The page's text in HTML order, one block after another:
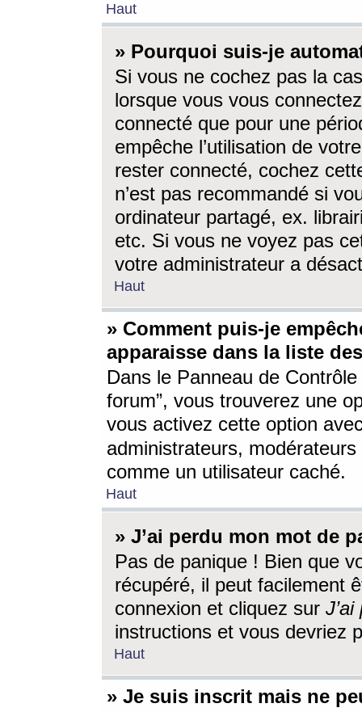
Haut
» Pourquoi suis-je
Si vous ne cochez pas la
lorsque vous vous
connecté que pour une
empêche l’utilisation de
rester connecté, cochez
n’est pas recommandé si
ordinateur partagé, ex.
etc. Si vous ne voyez pas
votre administrateur a
Haut
» Comment puis-je
apparaisse dans la liste
Dans le Panneau de
forum”, vous trouverez une
vous activez cette option
administrateurs,
comme un utilisateur caché.
Haut
» J’ai perdu mon mot de
Pas de panique ! Bien que
récupéré, il peut facilement
connexion et cliquez sur
instructions et vous devriez
Haut
» Je suis inscrit mais ne